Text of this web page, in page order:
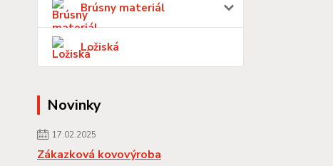
Brúsny materiál
Ložiská
Novinky
17.02.2025
Zákazková kovovýroba